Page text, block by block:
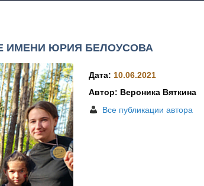
ИМЕНИ ЮРИЯ БЕЛОУСОВА
Дата: 10.06.2021
Автор: Вероника Вяткина
Все публикации автора